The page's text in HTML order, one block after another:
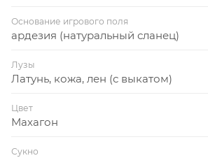
Основание игрового поля
ардезия (натуральный сланец)
Лузы
Латунь, кожа, лен (с выкатом)
Цвет
Махагон
Сукно